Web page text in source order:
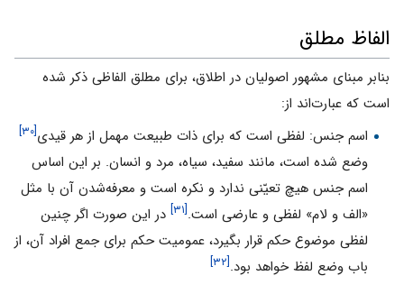
الفاظ مطلق
بنابر مبنای مشهور اصولیان در اطلاق، برای مطلق الفاظی ذکر شده
است که عبارت‌اند از:
اسم جنس: لفظی است که برای ذات طبیعت مهمل از هر قیدی[۳۰]
وضع شده است، مانند سفید، سیاه، مرد و انسان. بر این اساس
اسم جنس هیچ تعیّنی ندارد و نکره است و معرفه‌شدن آن با مثل
«الف و لام» لفظی و عارضی است.[۳۱]
در این صورت اگر چنین
لفظی موضوع حکم قرار بگیرد، عمومیت حکم برای جمع افراد آن، از
باب وضع لفظ خواهد بود.[۳۲]